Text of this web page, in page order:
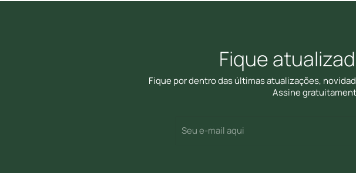
Fique
Fique por dentro das últimas atualizações,
Assine
mail